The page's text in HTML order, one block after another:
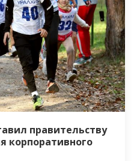
правительству
корпоративного